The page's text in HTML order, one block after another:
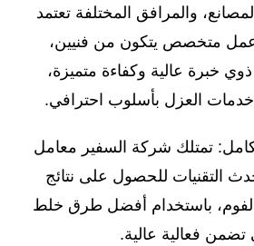
والمرافق المختلفة تعتمد
متخصص يتكون من فنيين،
خبرة عالية وكفاءة متميزة،
العزل بأسلوب احترافي.
تمتلك شركة السفير معامل
التقنيات للحصول على نتائج
باستخدام أفضل طرق خلط
تضمن فعالية عالية.